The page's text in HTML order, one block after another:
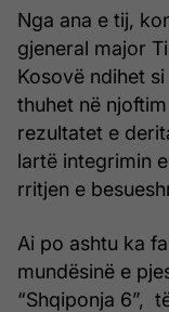
Nga ana e tij,
gjeneral major
Kosovë ndihet
thuhet në
rezultatet e
lartë integrimin
rritjen e
Ai po ashtu ka
mundësinë e
“Shqiponja 6”,